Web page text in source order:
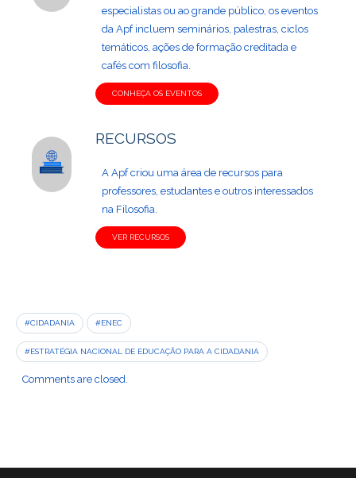
especialistas ou ao grande público, os eventos
da Apf incluem seminários, palestras, ciclos
temáticos, ações de formação creditada e
cafés com filosofia.
CONHEÇA OS EVENTOS
RECURSOS
A Apf criou uma área de recursos para
professores, estudantes e outros interessados
na Filosofia.
VER RECURSOS
#CIDADANIA #ENEC
#ESTRATÉGIA NACIONAL DE EDUCAÇÃO PARA A CIDADANIA
Comments are closed.